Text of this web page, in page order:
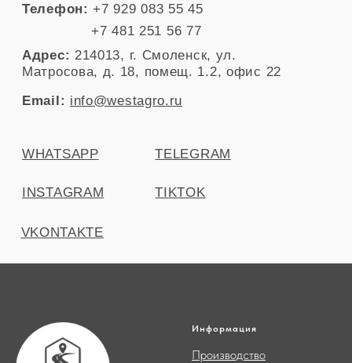
Информация
Производство